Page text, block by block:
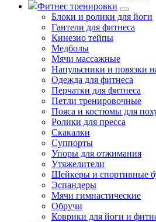
Фитнес тренировки
Блоки и ролики для йоги
Гантели для фитнеса
Кинезио тейпы
Медболы
Мячи массажные
Напульсники и повязки
Одежда для фитнеса
Перчатки для фитнеса
Петли тренировочные
Пояса и костюмы для
Ролики для пресса
Скакалки
Суппорты
Упоры для отжимания
Утяжелители
Шейкеры и спортивные
Эспандеры
Мячи гимнастические
Обручи
Коврики для йоги и